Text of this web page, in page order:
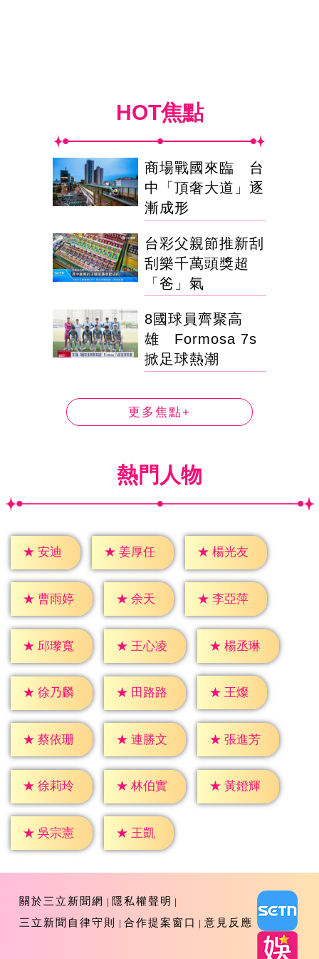
HOT焦點
商場戰國來臨 台
中「頂奢大道」逐
漸成形
台彩父親節推新刮
刮樂千萬頭獎超
「爸」氣
8國球員齊聚高
雄 Formosa 7s
掀足球熱潮
更多焦點+
熱門人物
★ 安迪 ★ 姜厚任 ★ 楊光友
★ 曹雨婷 ★ 余天 ★ 李亞萍
★ 邱瓈寬 ★ 王心凌 ★ 楊丞琳
★ 徐乃麟 ★ 田路路 ★ 王燦
★ 蔡依珊 ★ 連勝文 ★ 張進芳
★ 徐莉玲 ★ 林伯實 ★ 黃鐙輝
★ 吳宗憲 ★ 王凱
關於三立新聞網
隱私權聲明
三立新聞自律守則
合作提案窗口 意見反應